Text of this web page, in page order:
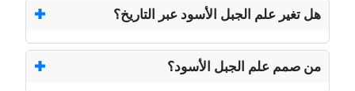
هل تغير علم الجبل الأسود عبر التاريخ؟
من صمم علم الجبل الأسود؟